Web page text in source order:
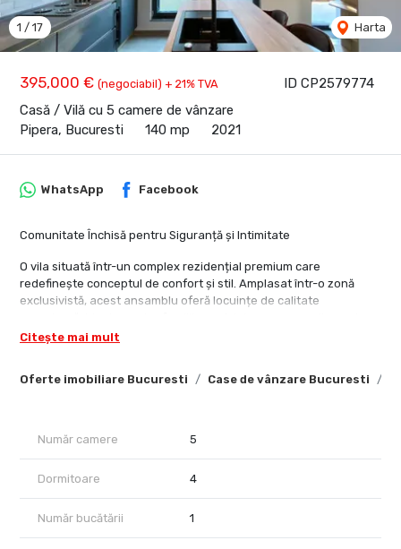
ID CP2579774
395,000 € (negociabil) + 21% TVA
Casă / Vilă cu 5 camere de vânzare
Pipera, Bucuresti
140 mp 2021
1 / 17 Harta
Oferte imobiliare Bucuresti Case de vânzare Bucuresti
WhatsApp Facebook
Comunitate Închisă pentru Siguranță și Intimitate
O vila situată într-un complex rezidențial premium care
redefinește conceptul de confort și stil. Amplasat într-o zonă
exclusivistă, acest ansamblu oferă locuințe de calitate
sigur și bine organizat.
Calitate
Această vilă de 5 camere, cu 4 dormitoare, combină designul
contemporan cu funcționalitatea, asigurând un spațiu de locuit
primitor și bine compartimentat.
Parcări private: 2 locuri de parcare semi-închise pentru fiecare
Citește mai mult
Număr camere 5
Dormitoare 4
Număr bucătării 1